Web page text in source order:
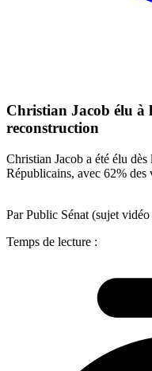
Christian Jacob élu à
reconstruction
Christian Jacob a été élu
Républicains, avec 62% des
Par Public Sénat (sujet
Temps de lecture :